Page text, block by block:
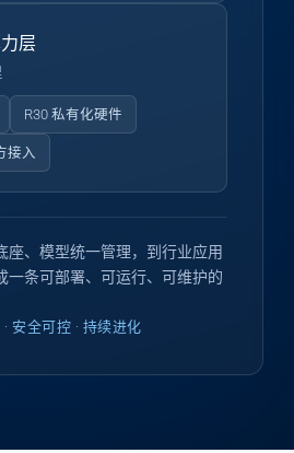
层
R30 私有化硬件
接入
座、模型统一管理，到行业应用
一条可部署、可运行、可维护的
安全可控 · 持续进化